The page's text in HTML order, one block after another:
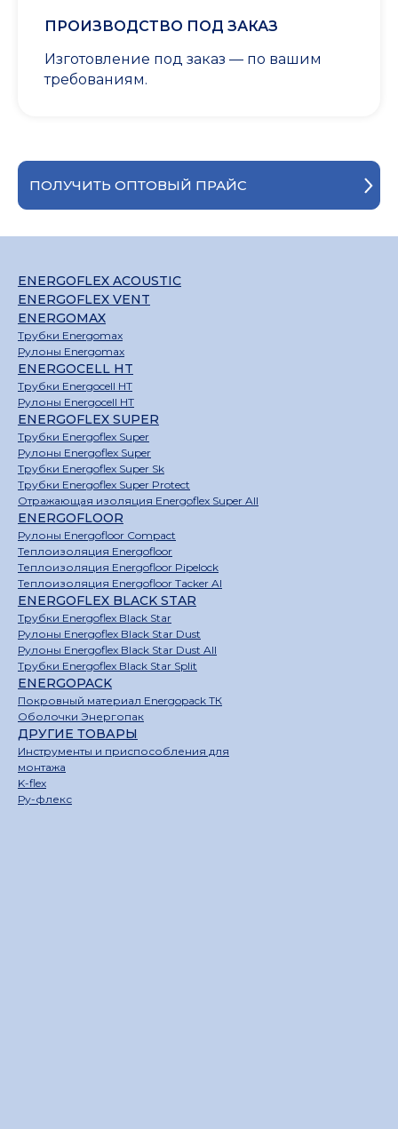
ПРОИЗВОДСТВО ПОД ЗАКАЗ
Изготовление под заказ — по вашим
требованиям.
ПОЛУЧИТЬ ОПТОВЫЙ ПРАЙС
ENERGOFLEX ACOUSTIC
ENERGOFLEX VENT
ENERGOMAX
Трубки Energomax
Рулоны Energomax
ENERGOCELL HT
Трубки Energocell HT
Рулоны Energocell HT
ENERGOFLEX SUPER
Трубки Energoflex Super
Рулоны Energoflex Super
Трубки Energoflex Super Sk
Трубки Energoflex Super Protect
Отражающая изоляция Energoflex Super All
ENERGOFLOOR
Рулоны Energofloor Compact
Теплоизоляция Energofloor
Теплоизоляция Energofloor Pipelock
Теплоизоляция Energofloor Tacker Al
ENERGOFLEX BLACK STAR
Трубки Energoflex Black Star
Рулоны Energoflex Black Star Dust
Рулоны Energoflex Black Star Dust All
Трубки Energoflex Black Star Split
ENERGOPACK
Покровный материал Energopack ТК
Оболочки Энергопак
ДРУГИЕ ТОВАРЫ
Инструменты и приспособления для
монтажа
K-flex
Ру-флекс